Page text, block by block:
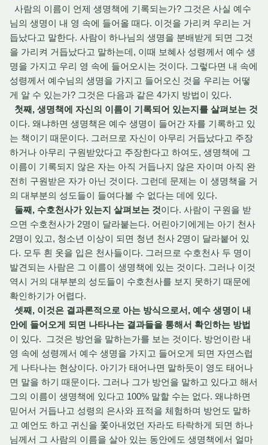
사람의 이름이 언제 생명책에 기록되는가? 그것은 사실 예수
님의 생명이 내 영 속에 들어올 때다. 이것을 가리켜 우리는 거
듭났다고 말한다. 사람이 하나님의 생명을 분배받게 되면 그것
을 가리켜 거듭났다고 말하는데, 이때 보혜사 성령께서 예수 생
명을 가지고 우리 영 속에 들어오시는 것이다. 그렇다면 내 속에
성령께서 예수님의 생명을 가지고 들어오신 것을 우리는 어떻
게 알 수 있는가? 그것은 다음과 같은 4가지 방법이 있다.
첫째, 생명책에 자신의 이름이 기록되어 있는지를 살펴보는 것
이다. 왜냐하면 생명책은 예수 생명이 들어간 자를 기록하고 있
는 책이기 때문이다. 그러므로 자신이 아무리 거듭났다고 주장
하거나 아무리 구원받았다고 주장한다고 하여도, 생명책에 그
이름이 기록되지 않은 자는 아직 거듭나지 않은 자이며 아직 완
전히 구원받은 자가 아닌 것이다. 그런데 문제는 이 생명책을 거
의 대부분의 성도들이 들여다볼 수 없다는 데에 있다.
둘째, 수호천사가 있는지 살펴보는 것이다. 사람이 구원을 받
으면 수호천사가 2명이 달라붙는다. 어린아기에게는 아기 천사
2명이 있고, 청소년 이상이 되면 청년 천사 2명이 달라붙어 있
다. 모두 흰 옷을 입은 천사들이다. 그러므로 수호천사 두 명이
발견되는 사람은 그 이름이 생명책에 있는 것이다. 그러나 이것
역시 거의 대부분의 성도들이 수호천사를 보지 못하기 때문에
확인하기가 어렵다.
셋째, 이것은 결과론적으로 아는 방식으로서, 예수 생명이 내
안에 들어오게 되면 나타나는 결과들을 통해서 확인하는 방법
이 있다. 그것은 방언을 말하는가를 보는 것이다. 방언이란 내
영 속에 성령께서 예수 생명을 가지고 들어오게 되면 자연스럽
게 나타나는 현상이다. 아기가 태어나면 말하듯이 영도 태어나
면 말을 하기 때문이다. 그러나 그가 방언을 말하고 있다고 해서
그의 이름이 생명책에 있다고 100% 말할 수는 없다. 왜냐하면
믿어서 거듭나고 성령의 은사와 표적을 체험하며 방언도 말하
고 예언도 하고 귀신을 쫓아내었던 자라도 타락하게 되면 하나
님께서 그 사람의 이름을 살아 있는 동안에도 생명책에서 얼마